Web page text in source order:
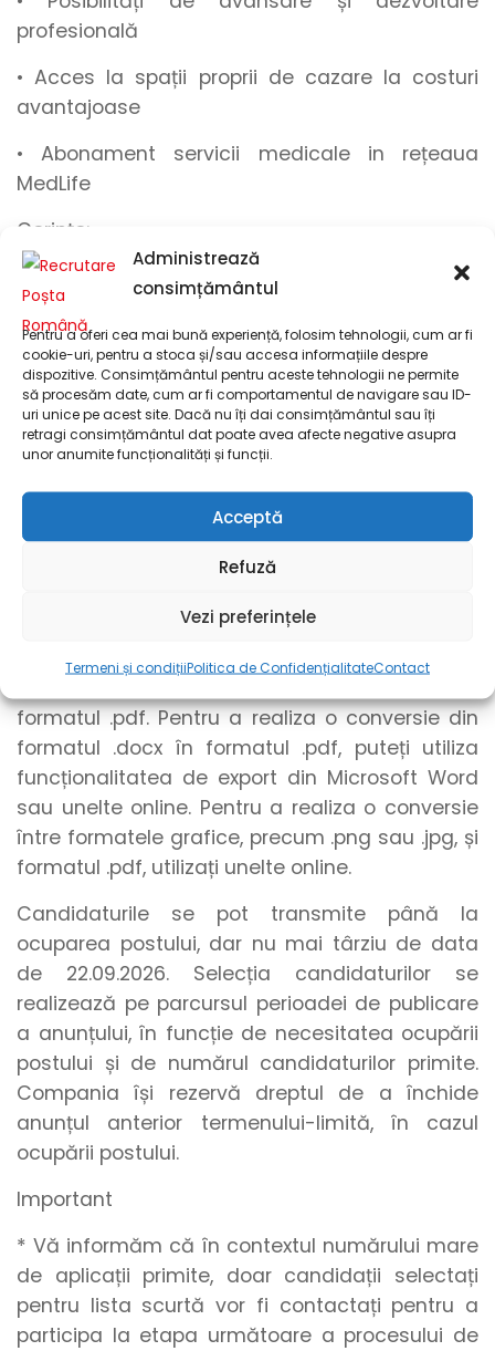
Administrează
consimțământul
Pentru a oferi cea mai bună experiență, folosim tehnologii, cum ar fi
cookie-uri, pentru a stoca și/sau accesa informațiile despre
dispozitive. Consimțământul pentru aceste tehnologii ne permite
să procesăm date, cum ar fi comportamentul de navigare sau ID-
uri unice pe acest site. Dacă nu îți dai consimțământul sau îți
retragi consimțământul dat poate avea afecte negative asupra
unor anumite funcționalități și funcții.
Acceptă
Refuză
Vezi preferințele
Termeni și condițiiPolitica de ConfidențialitateContact
profesională
• Acces la spații proprii de cazare la costuri
avantajoase
• Abonament servicii medicale in rețeaua
MedLife
Cerințe:
• Învățământ obligatoriu
• Permis de conducere categoria B, C și E (după
caz) și 3 ani vechime
Procedura de înscriere:
Documente obligatorii pentru înscriere:
Dacă ești interesat/ă să aplici pentru acest
numele,numărul de telefon
adresa dumneavoastră de e-mail
formatul .pdf. Pentru a realiza o conversie din
formatul .docx în formatul .pdf, puteți utiliza
funcționalitatea de export din Microsoft Word
sau unelte online. Pentru a realiza o conversie
între formatele grafice, precum .png sau .jpg, și
formatul .pdf, utilizați unelte online.
Candidaturile se pot transmite până la
ocuparea postului, dar nu mai târziu de data
de 22.09.2026. Selecția candidaturilor se
realizează pe parcursul perioadei de publicare
a anunțului, în funcție de necesitatea ocupării
postului și de numărul candidaturilor primite.
Compania își rezervă dreptul de a închide
anunțul anterior termenului-limită, în cazul
ocupării postului.
Important
* Vă informăm că în contextul numărului mare
de aplicații primite, doar candidații selectați
pentru lista scurtă vor fi contactați pentru a
participa la etapa următoare a procesului de